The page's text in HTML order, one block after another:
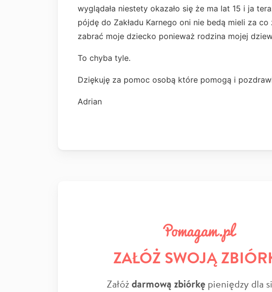
wyglądała niestety okazało się że ma lat 15 i ja
pójdę do Zakładu Karnego oni nie bedą mieli za
zabrać moje dziecko ponieważ rodzina mojej
To chyba tyle.
Dziękuję za pomoc osobą które pomogą i
Adrian
ZAŁÓŻ SWOJĄ
Załóżdarmową zbiórkępieniędzy dla